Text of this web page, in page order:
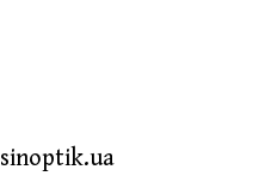
sinoptik.ua